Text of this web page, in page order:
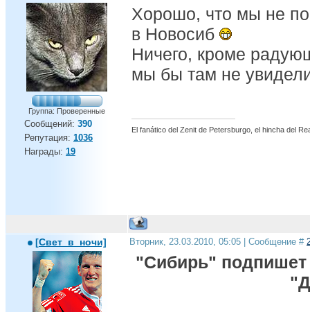
Группа: Проверенные
Сообщений: 390
Репутация: 1036
Награды: 19
Хорошо, что мы не
в Новосиб
Ничего, кроме
мы бы там не
El fanático del Zenit de Petersburgo, el hincha del
[Свет_в_ночи] Вторник, 23.03.2010, 05:05 | Сообщение #
"Сибирь" подпишет